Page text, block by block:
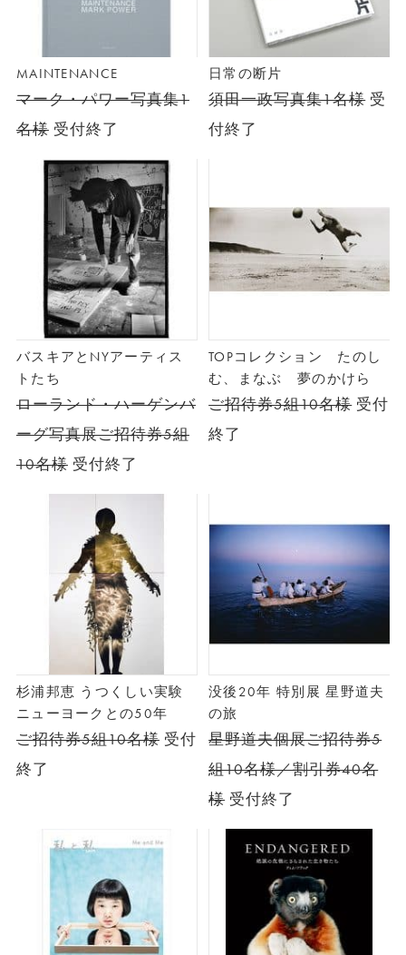
MAINTENANCE
マーク・パワー写真集1
名様受付終了
日常の断片
須田一政写真集1名様受
付終了
バスキアとNYアーティス
トたち
ローランド・ハーゲンバ
ーグ写真展ご招待券5組
10名様受付終了
TOPコレクション たのし
む、まなぶ 夢のかけら
ご招待券5組10名様受付
終了
杉浦邦恵 うつくしい実験
ニューヨークとの50年
ご招待券5組10名様 受付
終了
没後20年 特別展 星野道夫
の旅
星野道夫個展ご招待券5
組10名様／割引券40名
様受付終了